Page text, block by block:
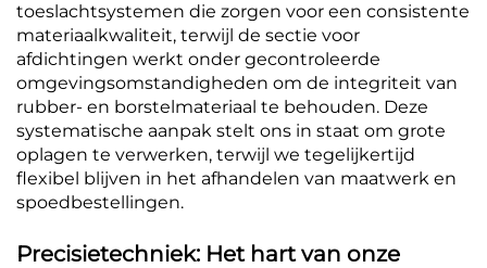
toeslachtsystemen die zorgen voor een consistente
materiaalkwaliteit, terwijl de sectie voor
afdichtingen werkt onder gecontroleerde
omgevingsomstandigheden om de integriteit van
rubber- en borstelmateriaal te behouden. Deze
systematische aanpak stelt ons in staat om grote
oplagen te verwerken, terwijl we tegelijkertijd
flexibel blijven in het afhandelen van maatwerk en
spoedbestellingen.
Precisietechniek: Het hart van onze